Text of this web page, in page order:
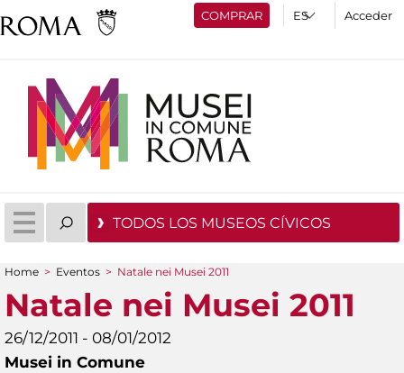
COMPRAR Acceder
TODOS LOS MUSEOS CÍVICOS
You are here
Home > Eventos > Natale nei Musei 2011
Natale nei Musei 2011
26/12/2011 - 08/01/2012
Musei in Comune